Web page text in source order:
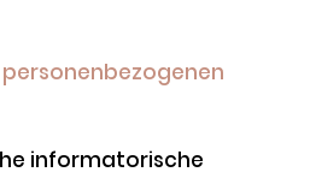
informatorische